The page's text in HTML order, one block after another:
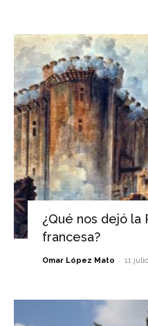
¿Qué nos dejó la
francesa?
Omar López Mato - 11